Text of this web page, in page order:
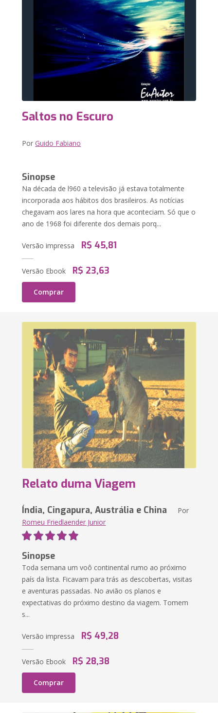
Saltos no Escuro
PorGuido Fabiano
Sinopse
Na década de l960 a televisão já estava totalmente
incorporada aos hábitos dos brasileiros. As notícias
chegavam aos lares na hora que aconteciam. Só que o
ano de 1968 foi diferente dos demais porq...
Versão impressa R$ 45,81
Versão Ebook R$ 23,63
Comprar
Relato duma Viagem
Índia, Cingapura, Austrália e China Por
Romeu Friedlaender Junior
Sinopse
Toda semana um voô continental rumo ao próximo
país da lista. Ficavam para trás as descobertas, visitas
e aventuras passadas. No avião os planos e
expectativas do próximo destino da viagem. Tomem
s...
Versão impressa R$ 49,28
Versão Ebook R$ 28,38
Comprar